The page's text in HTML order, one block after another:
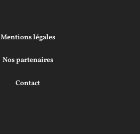
Mentions légales
Nos partenaires
Contact